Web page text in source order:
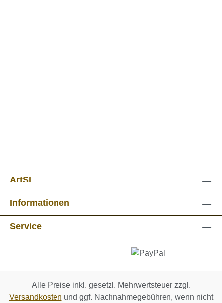
ArtSL
Informationen
Service
Alle Preise inkl. gesetzl. Mehrwertsteuer zzgl.
Versandkosten und ggf. Nachnahmegebühren, wenn nicht